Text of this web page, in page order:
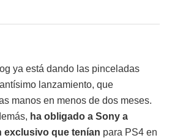
ya está dando las pinceladas
lanzamiento, que
manos en menos de dos meses.
ha obligado a Sony a
exclusivo que tenían para PS4 en